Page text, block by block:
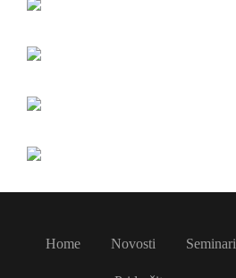
Home Novosti Seminari